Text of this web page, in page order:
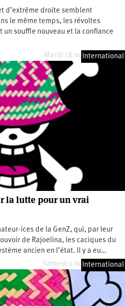
d’extrême droite semblent
le même temps, les révoltes
un souffle nouveau et la confiance
Mardi 18 novembre 2025
International
la lutte pour un vrai
de la GenZ, qui, par leur
de Rajoelina, les caciques du
ancien en l’état. Il y a eu…
Samedi 1 novembre 2025
International